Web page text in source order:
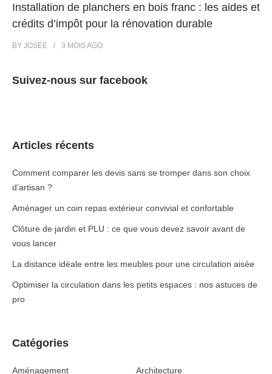
Installation de planchers en bois franc : les aides et
crédits d’impôt pour la rénovation durable
BY JOSÉE 3 MOISAGO
Suivez-nous sur facebook
Articles récents
Comment comparer les devis sans se tromper dans son choix
d’artisan ?
Aménager un coin repas extérieur convivial et confortable
Clôture de jardin et PLU : ce que vous devez savoir avant de
vous lancer
La distance idéale entre les meubles pour une circulation aisée
Optimiser la circulation dans les petits espaces : nos astuces de
pro
Catégories
Aménagement Architecture